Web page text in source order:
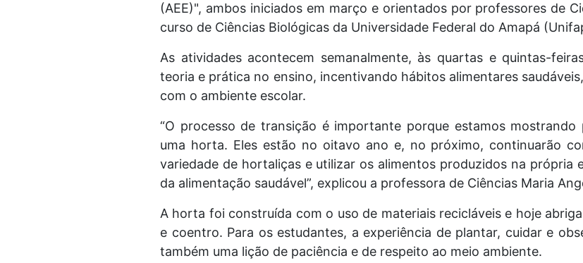
(AEE)", ambos iniciados em março e orientados por professores de
curso de Ciências Biológicas da Universidade Federal do Amapá
As atividades acontecem semanalmente, às quartas e quintas-
teoria e prática no ensino, incentivando hábitos alimentares
com o ambiente escolar.
“O processo de transição é importante porque estamos
uma horta. Eles estão no oitavo ano e, no próximo, continuarão
variedade de hortaliças e utilizar os alimentos produzidos na própria
da alimentação saudável”, explicou a professora de Ciências Maria
A horta foi construída com o uso de materiais recicláveis e hoje
e coentro. Para os estudantes, a experiência de plantar, cuidar e
também uma lição de paciência e de respeito ao meio ambiente.